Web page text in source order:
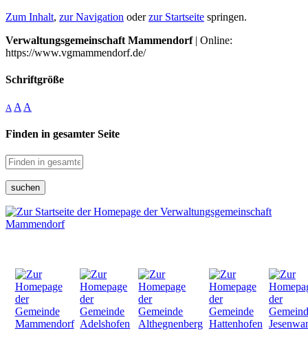
Zum Inhalt, zur Navigation oderzur Startseite springen.
Verwaltungsgemeinschaft Mammendorf| Online:
https://www.vgmammendorf.de/
Schriftgröße
A A A
Finden in gesamter Seite
suchen